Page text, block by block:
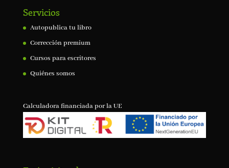
Servicios
Autopublica tu libro
Corrección premium
Cursos para escritores
Quiénes somos
Calculadora financiada por la UE